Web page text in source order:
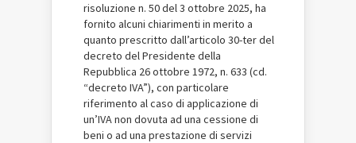
risoluzione n. 50 del 3 ottobre 2025, ha
fornito alcuni chiarimenti in merito a
quanto prescritto dall’articolo 30-ter del
decreto del Presidente della
Repubblica 26 ottobre 1972, n. 633 (cd.
“decreto IVA”), con particolare
riferimento al caso di applicazione di
un’IVA non dovuta ad una cessione di
beni o ad una prestazione di servizi